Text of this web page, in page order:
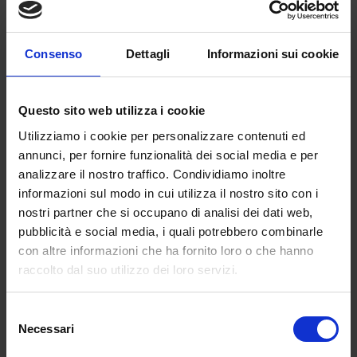
Consenso Dettagli Informazioni sui cookie
Questo sito web utilizza i cookie
Utilizziamo i cookie per personalizzare contenuti ed
annunci, per fornire funzionalità dei social media e per
analizzare il nostro traffico. Condividiamo inoltre
informazioni sul modo in cui utilizza il nostro sito con i
nostri partner che si occupano di analisi dei dati web,
pubblicità e social media, i quali potrebbero combinarle
con altre informazioni che ha fornito loro o che hanno
raccolto dal suo utilizzo dei loro servizi.
delNecessari
possono allontanarsi ripetutamente dalla
E’ possibile seguire le lezioni on line da casa
con un tablet o con un computer in modalità e-
learning ad una apposita piattaforma.
Le lezioni sono in videoconferenza e lo
studente le può seguire quando vuole e quante
volte vuole.
Gli esami sono on line o si discutono nelle sedi
delle nostre Università presenti in ogni
capoluogo di regione d’Italia.
dal Miur ormai da più di 10 anni, oltre a